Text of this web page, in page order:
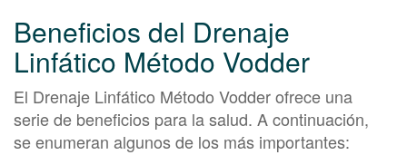
Beneficios del Drenaje
Linfático Método Vodder
El Drenaje Linfático Método Vodder ofrece una
serie de beneficios para la salud. A continuación,
se enumeran algunos de los más importantes: